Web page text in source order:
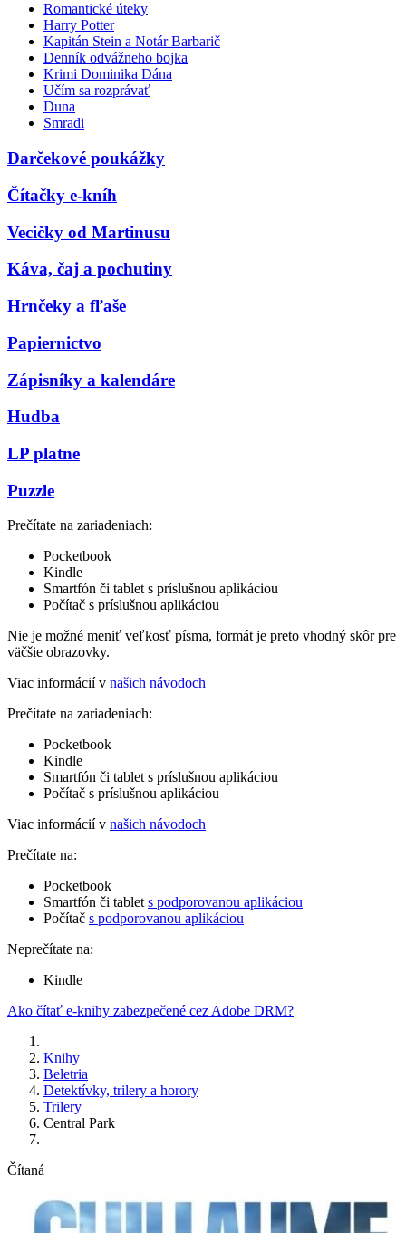
Romantické úteky
Harry Potter
Kapitán Stein a Notár Barbarič
Denník odvážneho bojka
Krimi Dominika Dána
Učím sa rozprávať
Duna
Smradi
Darčekové poukážky
Čítačky e-kníh
Vecičky od Martinusu
Káva, čaj a pochutiny
Hrnčeky a fľaše
Papiernictvo
Zápisníky a kalendáre
Hudba
LP platne
Puzzle
Prečítate na zariadeniach:
Pocketbook
Kindle
Smartfón či tablet s príslušnou aplikáciou
Počítač s príslušnou aplikáciou
Nie je možné meniť veľkosť písma, formát je preto vhodný skôr pre
väčšie obrazovky.
Viac informácií v našich návodoch
Prečítate na zariadeniach:
Pocketbook
Kindle
Smartfón či tablet s príslušnou aplikáciou
Počítač s príslušnou aplikáciou
Viac informácií v našich návodoch
Prečítate na:
Pocketbook
Smartfón či tablet s podporovanou aplikáciou
Počítač s podporovanou aplikáciou
Neprečítate na:
Kindle
Ako čítať e-knihy zabezpečené cez Adobe DRM?
Knihy
Beletria
Detektívky, trilery a horory
Trilery
Central Park
Čítaná